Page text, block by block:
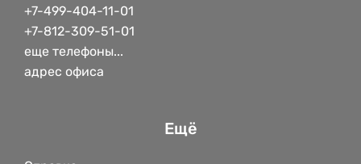
+7-499-404-11-01
+7-812-309-51-01
еще телефоны...
адрес офиса
Ещё